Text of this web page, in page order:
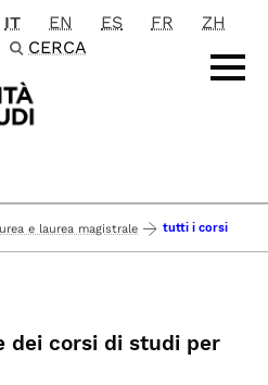
principale
IT EN ES FR
ZH
CERCA
e laurea magistrale tutti i corsi
dei corsi di studi per